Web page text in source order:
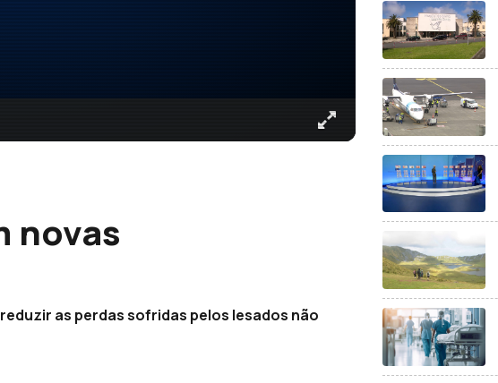
novas
as perdas sofridas pelos lesados não